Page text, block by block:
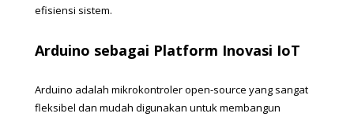
efisiensi sistem.
Arduino sebagai Platform Inovasi IoT
Arduino adalah mikrokontroler open-source yang sangat
fleksibel dan mudah digunakan untuk membangun